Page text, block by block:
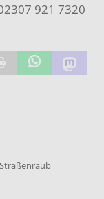
921 7320